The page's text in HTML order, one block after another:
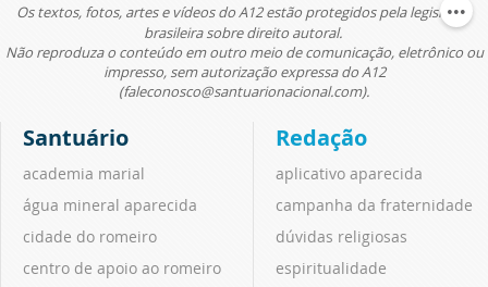
Os textos, fotos, artes e vídeos do A12 estão protegidos pela legislação
brasileira sobre direito autoral.
Não reproduza o conteúdo em outro meio de comunicação, eletrônico ou
impresso, sem autorização expressa do A12
(faleconosco@santuarionacional.com).
Santuário
academia marial
água mineral aparecida
cidade do romeiro
centro de apoio ao romeiro
Redação
aplicativo aparecida
campanha da fraternidade
dúvidas religiosas
espiritualidade